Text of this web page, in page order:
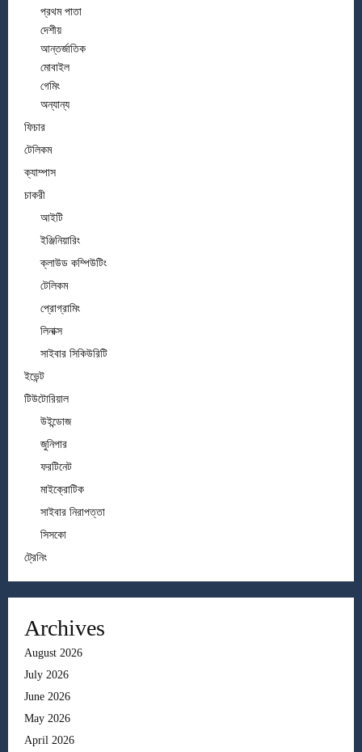
প্রথম পাতা
দেশীয়
আন্তর্জাতিক
মোবাইল
গেমিং
অন্যান্য
ফিচার
টেলিকম
ক্যাম্পাস
চাকরী
আইটি
ইঞ্জিনিয়ারিং
ক্লাউড কম্পিউটিং
টেলিকম
প্রোগ্রামিং
লিনাক্স
সাইবার সিকিউরিটি
ইভেন্ট
টিউটোরিয়াল
উইন্ডোজ
জুনিপার
ফরটিনেট
মাইক্রোটিক
সাইবার নিরাপত্তা
সিসকো
ট্রেনিং
Archives
August 2026
July 2026
June 2026
May 2026
April 2026